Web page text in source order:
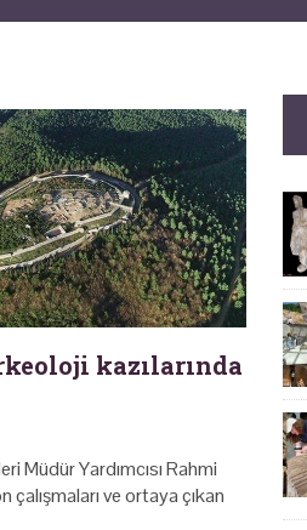
kazılarında
Müdür Yardımcısı Rahmi
ve ortaya çıkan